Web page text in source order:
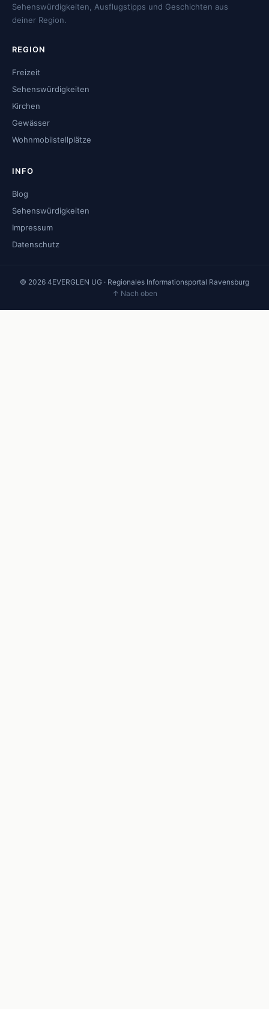
Sehenswürdigkeiten, Ausflugstipps und Geschichten aus
deiner Region.
REGION
Freizeit
Sehenswürdigkeiten
Kirchen
Gewässer
Wohnmobilstellplätze
INFO
Blog
Sehenswürdigkeiten
Impressum
Datenschutz
© 2026 4EVERGLEN UG · Regionales Informationsportal Ravensburg
↑ Nach oben